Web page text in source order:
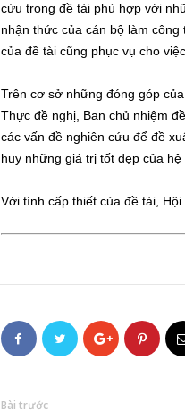
cứu trong đề tài phù hợp với
nhận thức của cán bộ làm
của đề tài cũng phục vụ cho
Trên cơ sở những đóng góp
Thực đề nghị, Ban chủ nhiệm
các vấn đề nghiên cứu để đề
huy những giá trị tốt đẹp của
Với tính cấp thiết của đề tài,
Bài trước